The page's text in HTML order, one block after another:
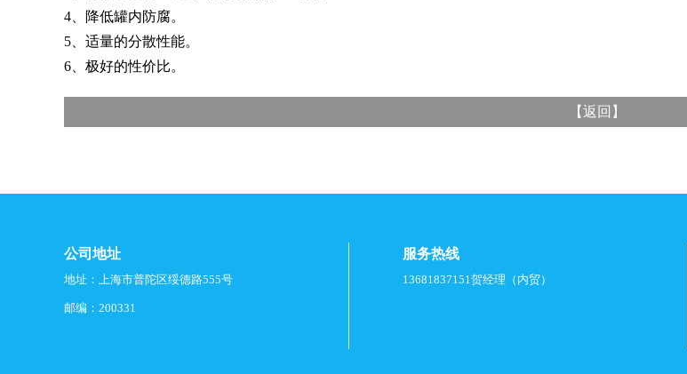
4、降低罐内防腐。
5、适量的分散性能。
6、极好的性价比。
【返回 】
公司地址
地址：上海市普陀区绥德路555号
邮编：200331
服务热线
13681837151贺经理（内贸）